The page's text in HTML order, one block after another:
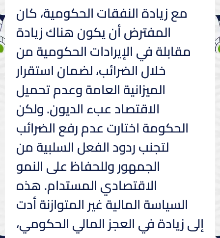
مع زيادة النفقات الحكومية، كان
المفترض أن يكون هناك زيادة
مقابلة في الإيرادات الحكومية من
خلال الضرائب، لضمان استقرار
الميزانية العامة وعدم تحميل
الاقتصاد عبء الديون. ولكن
الحكومة اختارت عدم رفع الضرائب
لتجنب ردود الفعل السلبية من
الجمهور وللحفاظ على النمو
الاقتصادي المستدام. هذه
السياسة المالية غير المتوازنة أدت
إلى زيادة في العجز المالي الحكومي،